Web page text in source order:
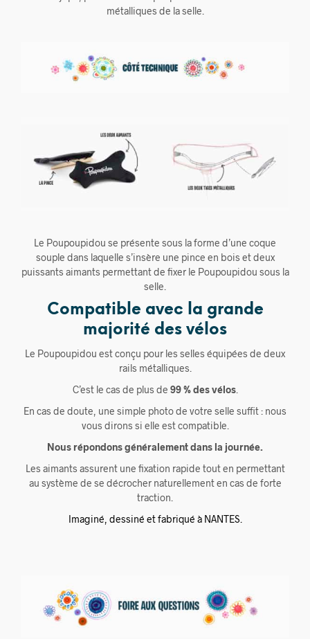
métalliques de la selle.
Le Poupoupidou se présente sous la forme d’une coque
souple dans laquelle s’insère une pince en bois et deux
puissants aimants permettant de fixer le Poupoupidou sous la
selle.
Compatible avec la grande
majorité des vélos
Le Poupoupidou est conçu pour les selles équipées de deux
rails métalliques.
C’est le cas de plus de 99 % des vélos.
En cas de doute, une simple photo de votre selle suffit : nous
vous dirons si elle est compatible.
Nous répondons généralement dans la journée.
Les aimants assurent une fixation rapide tout en permettant
au système de se décrocher naturellement en cas de forte
traction.
Imaginé, dessiné et fabriqué à NANTES.